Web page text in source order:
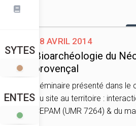
SYTES
ENTES
18 avril 2014
Bioarchéologie du
provençal
Séminaire présenté dans
Du site au territoire :
CEPAM (UMR 7264) & du